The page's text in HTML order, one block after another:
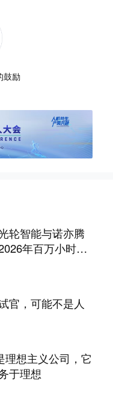
鼓励
轮智能与诺亦腾
年百万小时具
官，可能不是人
理想主义公司，它
于理想